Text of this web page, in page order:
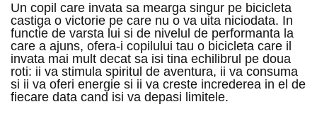
Un copil care invata sa mearga singur pe bicicleta
castiga o victorie pe care nu o va uita niciodata. In
functie de varsta lui si de nivelul de performanta la
care a ajuns, ofera-i copilului tau o bicicleta care il
invata mai mult decat sa isi tina echilibrul pe doua
roti: ii va stimula spiritul de aventura, ii va consuma
si ii va oferi energie si ii va creste increderea in el de
fiecare data cand isi va depasi limitele.